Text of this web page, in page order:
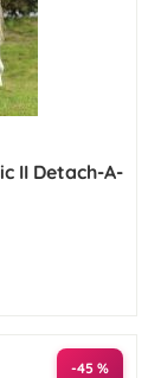
II Detach-A-
-45 %